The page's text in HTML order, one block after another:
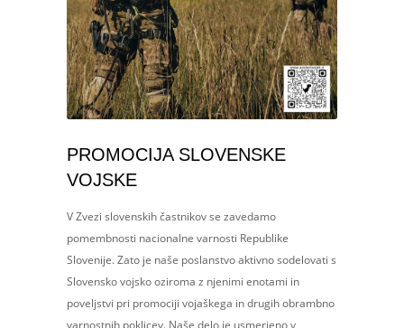
PROMOCIJA SLOVENSKE
VOJSKE
V Zvezi slovenskih častnikov se zavedamo
pomembnosti nacionalne varnosti Republike
Slovenije. Zato je naše poslanstvo aktivno sodelovati s
Slovensko vojsko oziroma z njenimi enotami in
poveljstvi pri promociji vojaškega in drugih obrambno
varnostnih poklicev. Naše delo je usmerjeno v